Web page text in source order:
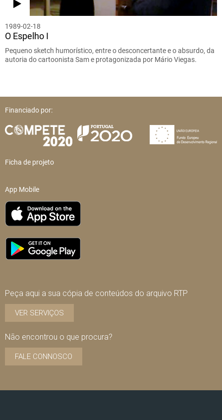
1989-02-18
O Espelho I
Pequeno sketch humorístico, entre o desconcertante e o absurdo, da
autoria do cartoonista Sam e protagonizada por Mário Viegas.
Financiado por:
Ficha de projeto
App Mobile
Peça aqui a sua cópia de conteúdos do arquivo RTP
VER SERVIÇOS
Não encontrou o que procura?
FALE CONNOSCO